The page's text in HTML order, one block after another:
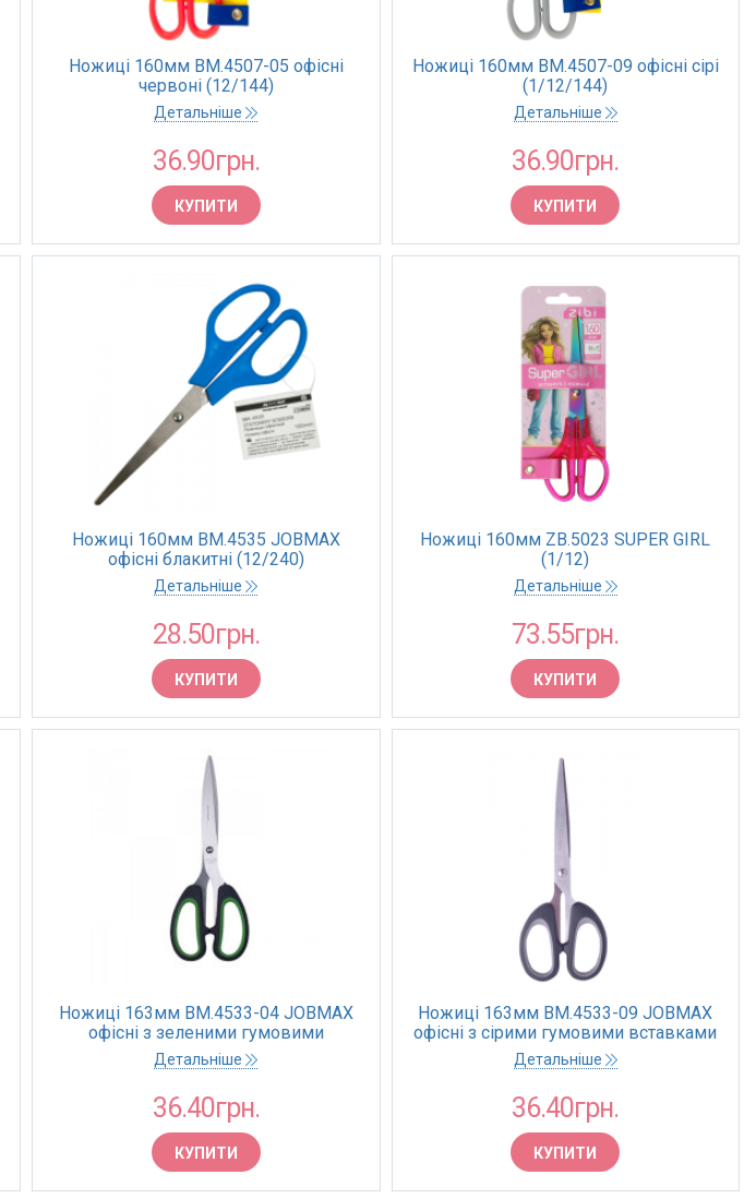
Ножиці 160мм BM.4507-05 офiснi
червоні (12/144)
Детальніше
36.90грн.
КУПИТИ
Ножиці 160мм BM.4507-09 офiснi сірі
(1/12/144)
Детальніше
36.90грн.
КУПИТИ
Ножиці 160мм BM.4535 JOBMAX
офiснi блакитні (12/240)
Детальніше
28.50грн.
КУПИТИ
Ножиці 160мм ZB.5023 SUPER GIRL
(1/12)
Детальніше
73.55грн.
КУПИТИ
Ножиці 163мм BM.4533-04 JOBMAX
офісні з зеленими гумовими
вставками чорні (12/240)
Детальніше
36.40грн.
КУПИТИ
Ножиці 163мм BM.4533-09 JOBMAX
офісні з сірими гумовими вставками
чорні (24/240)
Детальніше
36.40грн.
КУПИТИ